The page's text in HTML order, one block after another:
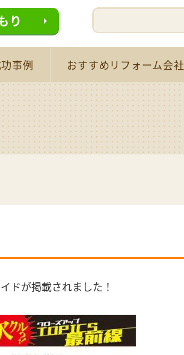
り
事例 おすすめリフォーム会社
ドが掲載されました！